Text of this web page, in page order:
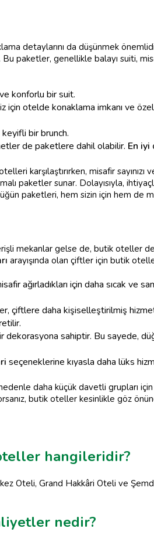
detaylarını da düşünmek
paketler, genellikle balayı suiti,
konforlu bir suit.
için otelde konaklama imkanı ve
bir brunch.
de paketlere dahil olabilir. En
karşılaştırırken, misafir
paketler sunar. Dolayısıyla,
paketleri, hem sizin için hem de
mekanlar gelse de, butik oteller
arayışında olan çiftler için butik
ağırladıkları için daha sıcak ve
çiftlere daha kişiselleştirilmiş
sahiptir. Bu sayede,
seçeneklerine kıyasla daha lüks
daha küçük davetli grupları
butik oteller kesinlikle göz
hangileridir?
Oteli, Grand Hakkâri Oteli ve
nedir?